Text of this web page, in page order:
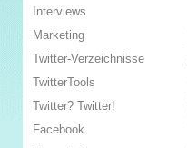
Interviews
Marketing
Twitter-Verzeichnisse
TwitterTools
Twitter? Twitter!
Facebook